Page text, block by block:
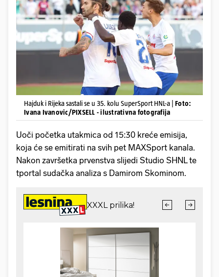
Hajduk i Rijeka sastali se u 35. kolu SuperSport HNL-a | Foto:
Ivana Ivanovic/PIXSELL - ilustrativna fotografija
Uoči početka utakmica od 15:30 kreće emisija,
koja će se emitirati na svih pet MAXSport kanala.
Nakon završetka prvenstva slijedi Studio SHNL te
tportal sudačka analiza s Damirom Skominom.